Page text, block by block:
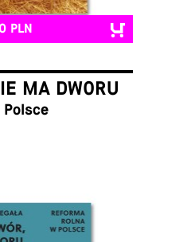
PLN
MA DWORU